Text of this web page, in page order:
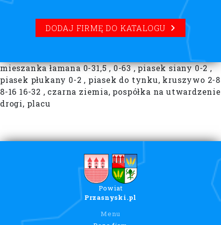
DODAJ FIRMĘ DO KATALOGU
mieszanka łamana 0-31,5 , 0-63 , piasek siany 0-2 ,
piasek płukany 0-2 , piasek do tynku, kruszywo 2-8
8-16 16-32 , czarna ziemia, pospółka na utwardzenie
drogi, placu
Powiat
Przasnyski.pl
Menu